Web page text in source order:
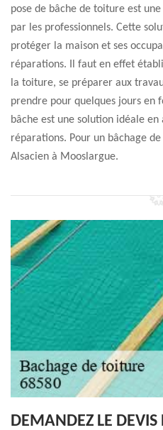
pose de bâche de toiture est
par les professionnels. Cette
protéger la maison et ses
réparations. Il faut en effet
la toiture, se préparer aux
prendre pour quelques jours en
bâche est une solution idéale
réparations. Pour un bâchage
Alsacien à Mooslargue.
DEMANDEZ LE DEVIS